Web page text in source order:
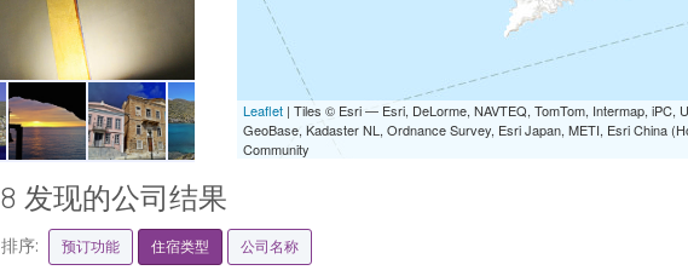
syros_vaporia_F268133321.jpg
Leaflet | Tiles © Esri — Esri, DeLorme, NAVTEQ, TomTom, Intermap, iPC,
GeoBase, Kadaster NL, Ordnance Survey, Esri Japan, METI, Esri China
Community
8 发现的公司结果
排序: 预订功能 住宿类型 公司名称